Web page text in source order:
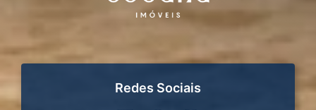
Redes Sociais